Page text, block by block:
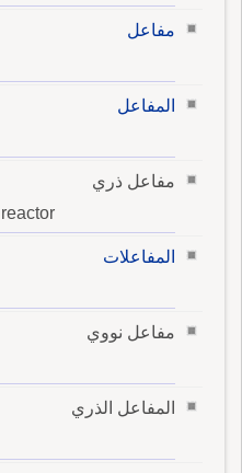
مفاعل
المفاعل
مفاعل ذري
المفاعلات
مفاعل نووي
المفاعل الذري